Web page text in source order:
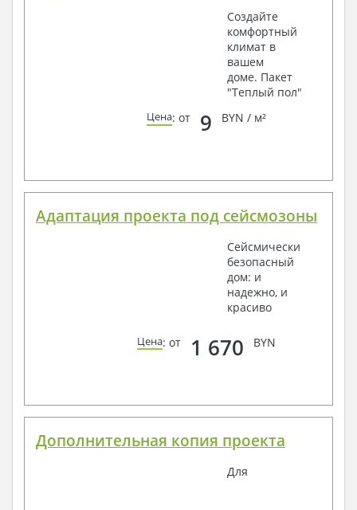
Создайте
комфортный
климат в
вашем
доме. Пакет
"Теплый пол"
Цена: от 9 BYN / м²
Адаптация проекта под сейсмозоны
Сейсмически
безопасный
дом: и
надежно, и
красиво
Цена: от 1 670 BYN
Дополнительная копия проекта
Для